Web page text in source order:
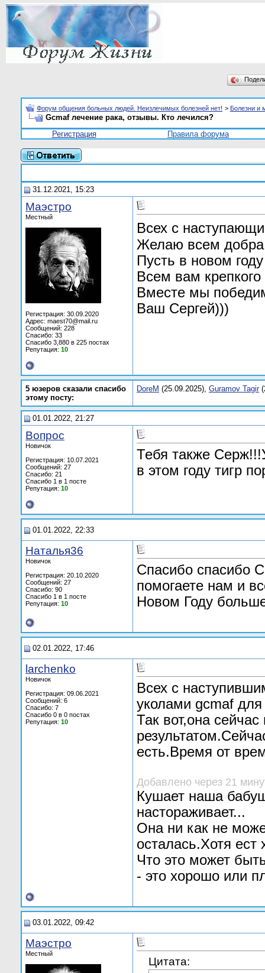
Форум общения больных людей. Неизлечимых болезней нет! > Болезни и
Gcmaf лечение рака, отзывы. Кто лечился?
Регистрация
Правила форума
31.12.2021, 15:23
Маэстро
Местный
Регистрация: 30.09.2020
Адрес: maest70@mail.ru
Сообщений: 228
Спасибо: 33
Спасибо 3,880 в 225 постах
Репутация: 10
Всех с
Желаю всем
Пусть в новом
Всем вам
Вместе мы
Ваш Сергей)))
5 юзеров сказали спасибо
этому посту:
DoreM (25.09.2025), Guramov Tagir
01.01.2022, 21:27
Вопрос
Новичок
Регистрация: 10.07.2021
Сообщений: 27
Спасибо: 21
Спасибо 1 в 1 посте
Репутация: 10
Тебя также
в этом году тигр
01.01.2022, 22:33
Наталья36
Новичок
Регистрация: 20.10.2020
Сообщений: 27
Спасибо: 90
Спасибо 1 в 1 посте
Репутация: 10
Спасибо спасибо
помогаете нам и
Новом Году
02.01.2022, 17:46
larchenko
Новичок
Регистрация: 09.06.2021
Сообщений: 6
Спасибо: 7
Спасибо 0 в 0 постах
Репутация: 10
Всех с
уколами gcmaf
Так вот,она
есть.Время от
Добавлено через 21
Кушает наша
настораживает...
Она ни как не
осталась.Хотя
Что это может
- это хорошо или
03.01.2022, 09:42
Маэстро
Местный
Цитата: